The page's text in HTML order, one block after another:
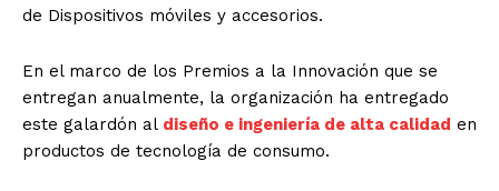
de Dispositivos móviles y accesorios.
En el marco de los Premios a la Innovación que se
entregan anualmente, la organización ha entregado
este galardón al diseño e ingeniería de alta calidad en
productos de tecnología de consumo.